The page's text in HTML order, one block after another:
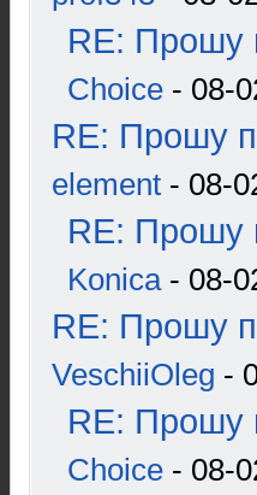
RE: Прошу
Choice - 08-
RE: Прошу
element - 08-
RE: Прошу
Konica- 08-
RE: Прошу
VeschiiOleg -
RE: Прошу
Choice - 08-